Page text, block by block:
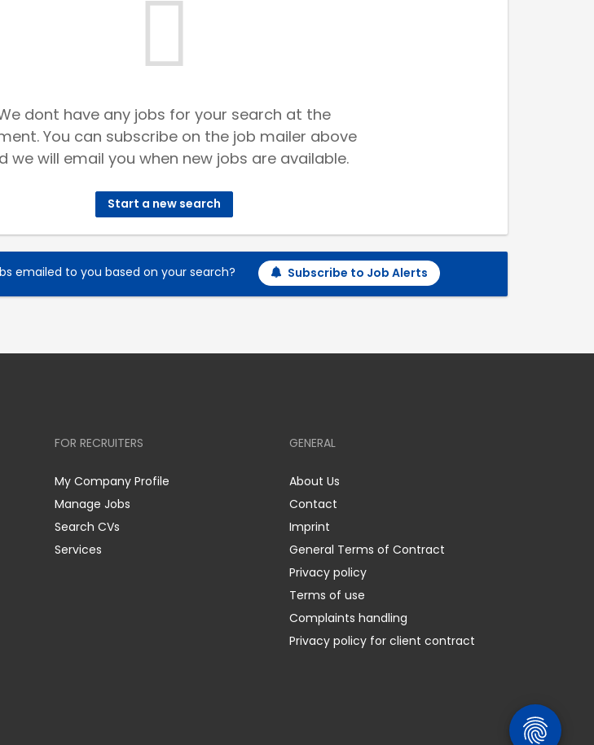
dont have any jobs for your search at the
You can subscribe on the job mailer above
we will email you when new jobs are available.
Start a new search
emailed to you based on your search? Subscribe to Job Alerts
FOR RECRUITERS
My Company Profile
Manage Jobs
Search CVs
Services
GENERAL
About Us
Contact
Imprint
General Terms of Contract
Privacy policy
Terms of use
Complaints handling
Privacy policy for client contract